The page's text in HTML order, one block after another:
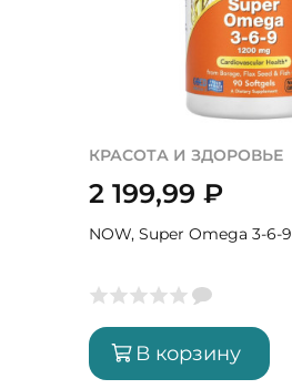
КРАСОТА И ЗДОРОВЬЕ
2 199,99 ₽
NOW, Super Omega 3-6-9
В корзину